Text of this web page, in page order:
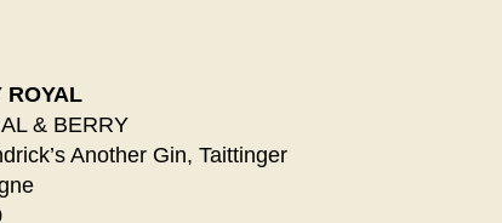
ROYAL
& BERRY
Another Gin, Taittinger